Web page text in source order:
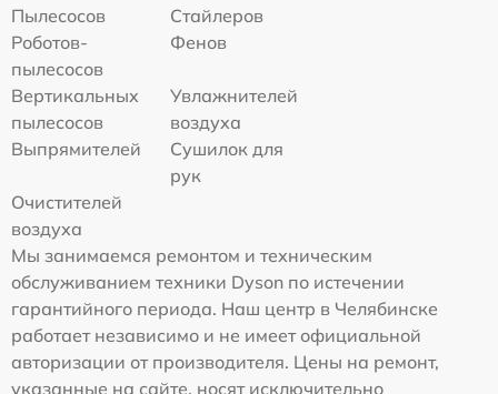
Пылесосов
Стайлеров
Роботов-
пылесосов
Фенов
Вертикальных
пылесосов
Увлажнителей
воздуха
Выпрямителей
Сушилок для
рук
Очистителей
воздуха
Мы занимаемся ремонтом и техническим
обслуживанием техники Dyson по истечении
гарантийного периода. Наш центр в Челябинске
работает независимо и не имеет официальной
авторизации от производителя. Цены на ремонт,
указанные на сайте, носят исключительно